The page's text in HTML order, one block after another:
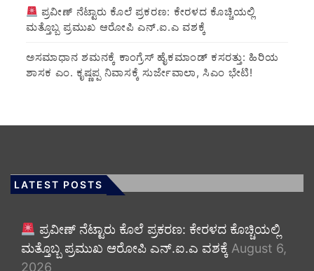
ಪ್ರವೀಣ್ ನೆಟ್ಟಾರು ಕೊಲೆ ಪ್ರಕರಣ: ಕೇರಳದ ಕೊಚ್ಚಿಯಲ್ಲಿ
ಮತ್ತೊಬ್ಬ ಪ್ರಮುಖ ಆರೋಪಿ ಎನ್.ಐ.ಎ ವಶಕ್ಕೆ
ಅಸಮಾಧಾನ ಶಮನಕ್ಕೆ ಕಾಂಗ್ರೆಸ್ ಹೈಕಮಾಂಡ್ ಕಸರತ್ತು: ಹಿರಿಯ
ಶಾಸಕ ಎಂ. ಕೃಷ್ಣಪ್ಪ ನಿವಾಸಕ್ಕೆ ಸುರ್ಜೇವಾಲಾ, ಸಿಎಂ ಭೇಟಿ!
LATEST POSTS
ಪ್ರವೀಣ್ ನೆಟ್ಟಾರು ಕೊಲೆ ಪ್ರಕರಣ: ಕೇರಳದ ಕೊಚ್ಚಿಯಲ್ಲಿ
ಮತ್ತೊಬ್ಬ ಪ್ರಮುಖ ಆರೋಪಿ ಎನ್.ಐ.ಎ ವಶಕ್ಕೆ August 6,
2026